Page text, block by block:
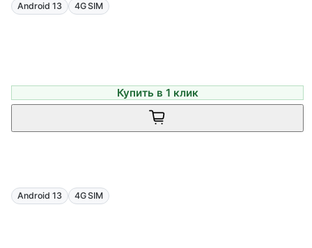
Android 13 4G SIM
Купить в 1 клик
Android 13 4G SIM